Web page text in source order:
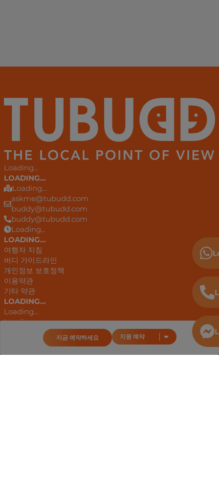
지금 예약하세요 지원 예약
Loading...
LOADING...
Loading...
askme@tubudd.com
buddy@tubudd.com
buddy@tubudd.com
Loading...
LOADING...
여행자 지침
버디 가이드라인
개인정보 보호정책
이용약관
기타 약관
LOADING...
Loading...
Loading...
Loading...